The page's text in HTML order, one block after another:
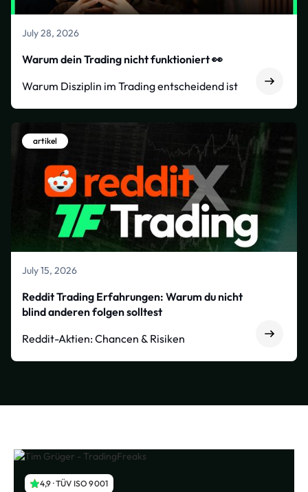
July 28, 2026
Warum dein Trading nicht funktioniert 👀
Warum Disziplin im Trading entscheidend ist
artikel
July 15, 2026
Reddit Trading Erfahrungen: Warum du nicht
blind anderen folgen solltest
Reddit-Aktien: Chancen & Risiken
4,9 · TÜV ISO 9001